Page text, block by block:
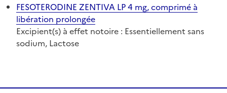
FESOTERODINE ZENTIVA LP 4 mg, comprimé à
libération prolongée
Excipient(s) à effet notoire : Essentiellement sans
sodium, Lactose